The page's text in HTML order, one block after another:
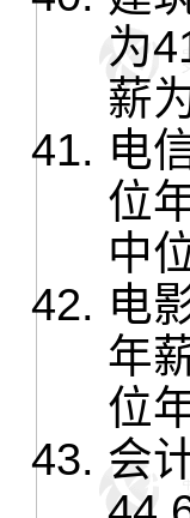
为
薪
电
位
中
电
年
位
会